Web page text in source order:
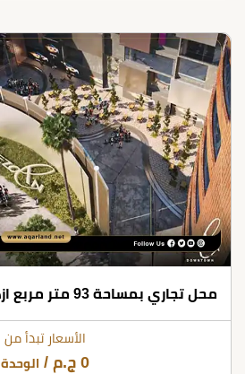
الأسعار تبدأ من
0 ج.م / الوحدة